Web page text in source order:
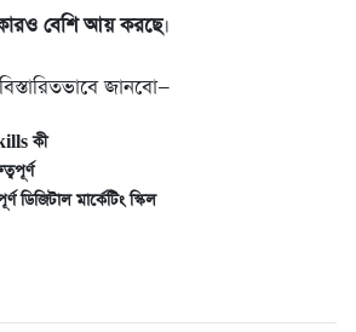
বেশি আয় করছে।
জানবো—
কী
মার্কেটিং স্কিল